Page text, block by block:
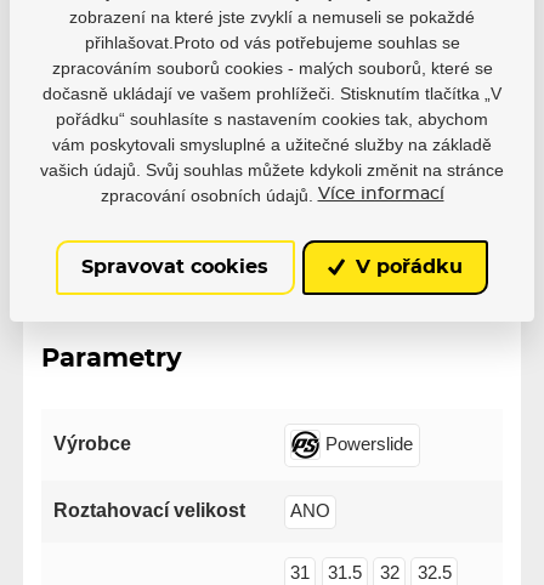
produkt reálně zakoupili.
0 hodnocení 0 uživatelů doporučuje
5
0
2
0
Parametry
Výrobce Powerslide
Roztahovací velikost ANO
31 31.5 32
32.5
zobrazení na které jste zvyklí a nemuseli se pokaždé
přihlašovat.Proto od vás potřebujeme souhlas se
zpracováním souborů cookies - malých souborů, které se
dočasně ukládají ve vašem prohlížeči. Stisknutím tlačítka „V
pořádku“ souhlasíte s nastavením cookies tak, abychom
vám poskytovali smysluplné a užitečné služby na základě
vašich údajů. Svůj souhlas můžete kdykoli změnit na stránce
zpracování osobních údajů.
Více informací
Spravovat cookies V pořádku